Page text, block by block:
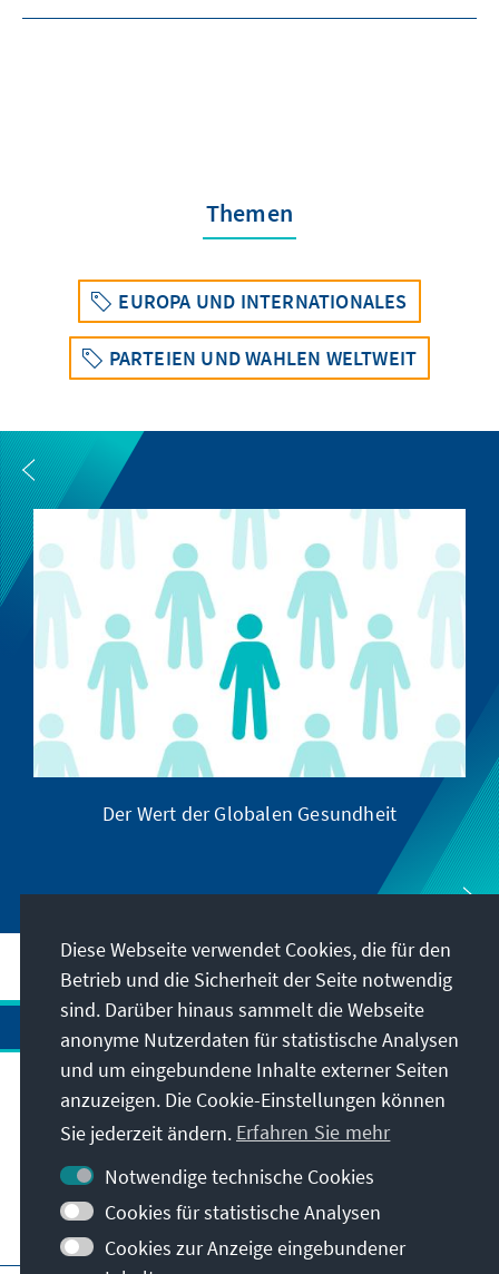
Themen
EUROPA UND INTERNATIONALES
PARTEIEN UND WAHLEN WELTWEIT
Der Wert der Globalen Gesundheit
Anschrift
Kontakt
Besuchen Sie auch
Diese Webseite verwendet Cookies, die für den
Betrieb und die Sicherheit der Seite notwendig
sind. Darüber hinaus sammelt die Webseite
anonyme Nutzerdaten für statistische Analysen
und um eingebundene Inhalte externer Seiten
anzuzeigen. Die Cookie-Einstellungen können
Sie jederzeit ändern. Erfahren Sie mehr
Notwendige technische Cookies
Cookies für statistische Analysen
Cookies zur Anzeige eingebundener